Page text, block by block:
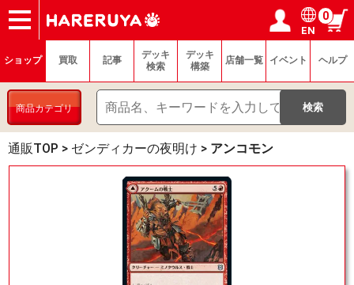
ショップ
買取
記事
デッキ検索
デッキ構築
選手一覧
店舗一覧
イベント
ヘルプ
お問い合わせ ログイン／会員登録
マイページ
EN
0
ショップ 買取 記事
デッキ
検索
デッキ
構築
店舗一覧 イベント ヘルプ
商品カテゴリ
通販TOP > ゼンディカーの夜明け > アンコモン